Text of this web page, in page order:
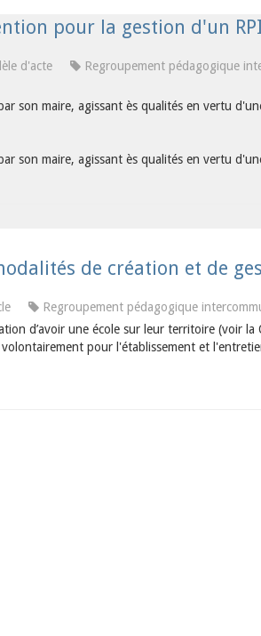
pour la gestion d'un
d'acte
Regroupement pédagogique
son maire, agissant ès qualités en vertu
son maire, agissant ès qualités en vertu
de création et de
Regroupement pédagogique
d’avoir une école sur leur territoire (voir
pour l'établissement et